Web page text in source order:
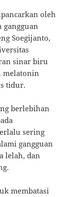
oleh
gangguan
Soegijanto,
sinar biru
melatonin
tidur.
berlebihan
sering
gangguan
lelah, dan
membatasi